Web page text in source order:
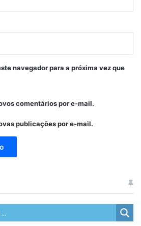
navegador para a próxima vez que
comentários por e-mail.
publicações por e-mail.